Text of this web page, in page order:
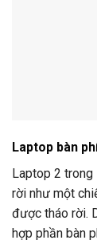
Laptop bàn
Laptop 2 trong
rời như một
được tháo rời.
hợp phần bàn